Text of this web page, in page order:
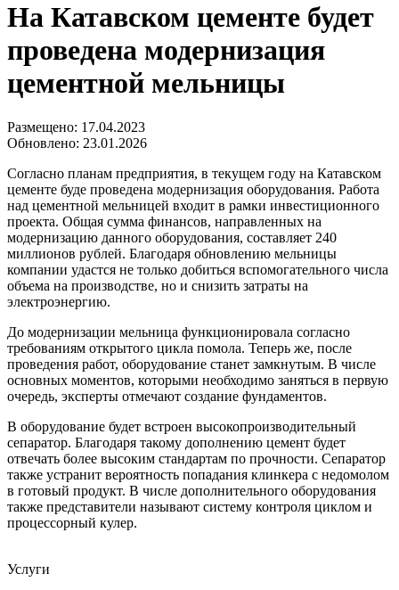
На Катавском цементе будет
проведена модернизация
цементной мельницы
Размещено: 17.04.2023
Обновлено: 23.01.2026
Согласно планам предприятия, в текущем году на Катавском
цементе буде проведена модернизация оборудования. Работа
над цементной мельницей входит в рамки инвестиционного
проекта. Общая сумма финансов, направленных на
модернизацию данного оборудования, составляет 240
миллионов рублей. Благодаря обновлению мельницы
компании удастся не только добиться вспомогательного числа
объема на производстве, но и снизить затраты на
электроэнергию.
До модернизации мельница функционировала согласно
требованиям открытого цикла помола. Теперь же, после
проведения работ, оборудование станет замкнутым. В числе
основных моментов, которыми необходимо заняться в первую
очередь, эксперты отмечают создание фундаментов.
В оборудование будет встроен высокопроизводительный
сепаратор. Благодаря такому дополнению цемент будет
отвечать более высоким стандартам по прочности. Сепаратор
также устранит вероятность попадания клинкера с недомолом
в готовый продукт. В числе дополнительного оборудования
также представители называют систему контроля циклом и
процессорный кулер.
Услуги